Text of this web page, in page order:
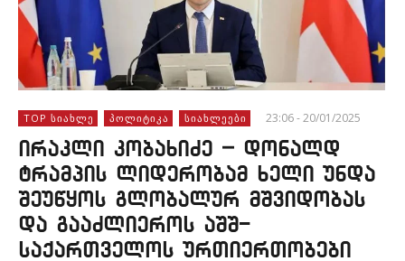
TOP ᲡᲘᲐᲮᲚᲔ ᲞᲝᲚᲘᲢᲘᲙᲐ ᲡᲘᲐᲮᲚᲔᲔᲑᲘ 23:06 - 20/01/2025
ირაკლი კობახიძე – დონალდ
ტრამპის ლიდერობამ ხელი უნდა
შეუწყოს გლობალურ მშვიდობას
და გააძლიეროს აშშ-
საქართველოს ურთიერთობები